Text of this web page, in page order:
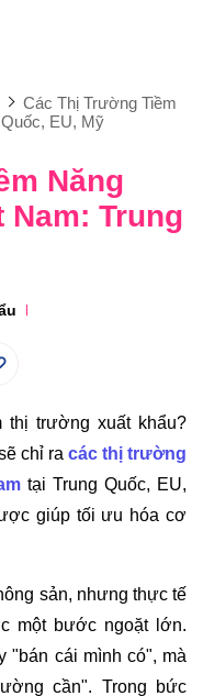
Các Thị Trường Tiềm
EU, Mỹ
Năng
Nam: Trung
thị trường xuất khẩu?
chỉ ra các thị trường
tại Trung Quốc, EU,
giúp tối ưu hóa cơ
sản, nhưng thực tế
một bước ngoặt lớn.
"bán cái mình có", mà
cần". Trong bức